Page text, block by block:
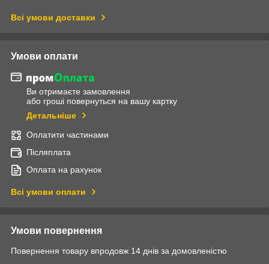
Всі умови доставки
Умови оплати
Ви отримаєте замовлення
або гроші повернуться на вашу картку
Детальніше
Оплатити частинами
Післяплата
Оплата на рахунок
Всі умови оплати
Умови повернення
Повернення товару впродовж 14 днів за домовленістю